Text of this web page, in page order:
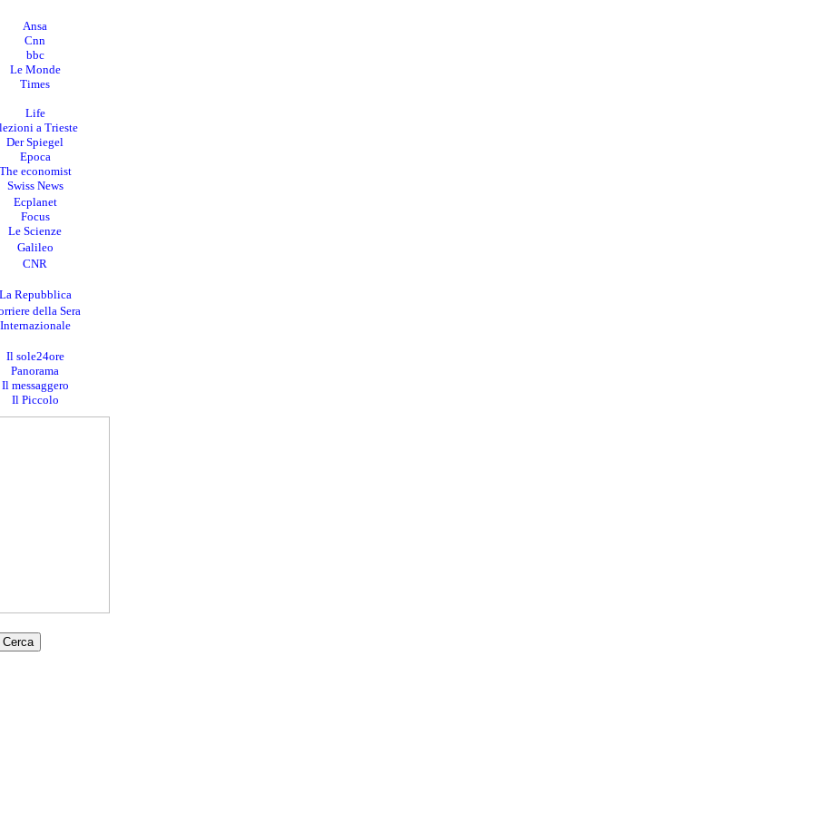
Ansa
Cnn
bbc
Le Monde
Times
Life
a Trieste
Der Spiegel
Epoca
economist
Swiss News
Ecplanet
Focus
Le Scienze
Galileo
CNR
Repubblica
della Sera
Internazionale
Il sole24ore
Panorama
Il messaggero
Il Piccolo